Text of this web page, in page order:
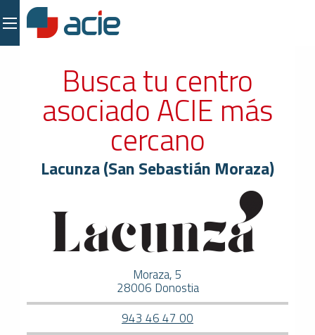
Busca tu centro
asociado ACIE más
cercano
Lacunza (San Sebastián Moraza)
Moraza, 5
28006 Donostia
943 46 47 00